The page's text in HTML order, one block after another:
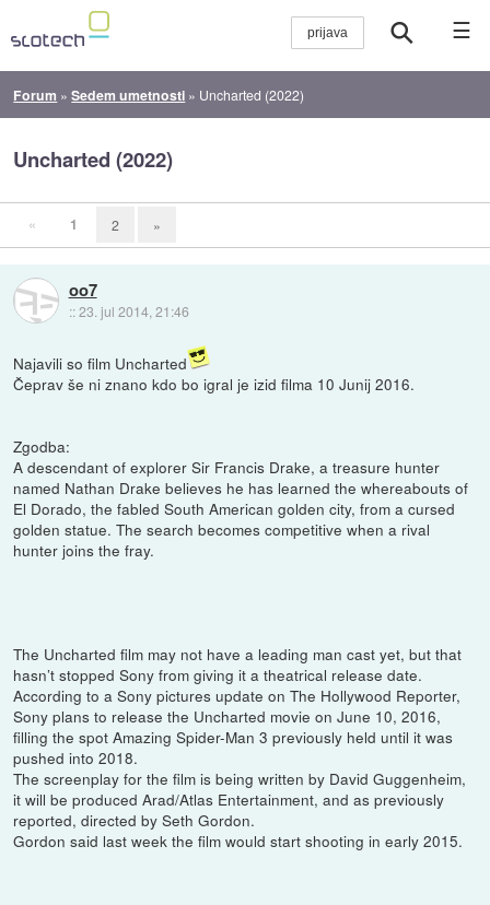
☰
Forum »Sedem umetnosti » Uncharted (2022)
Uncharted (2022)
« 1 2 »
oo7
::23. jul 2014, 21:46
Najavili so film Uncharted
Čeprav še ni znano kdo bo igral je izid filma 10 Junij 2016.
Zgodba:
A descendant of explorer Sir Francis Drake, a treasure hunter
named Nathan Drake believes he has learned the whereabouts of
El Dorado, the fabled South American golden city, from a cursed
golden statue. The search becomes competitive when a rival
hunter joins the fray.
The Uncharted film may not have a leading man cast yet, but that
hasn’t stopped Sony from giving it a theatrical release date.
According to a Sony pictures update on The Hollywood Reporter,
Sony plans to release the Uncharted movie on June 10, 2016,
filling the spot Amazing Spider-Man 3 previously held until it was
pushed into 2018.
The screenplay for the film is being written by David Guggenheim,
it will be produced Arad/Atlas Entertainment, and as previously
reported, directed by Seth Gordon.
Gordon said last week the film would start shooting in early 2015.